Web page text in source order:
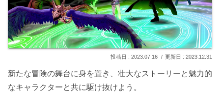
2023.07.16 2023.12.31
新たな冒険の舞台に身を置き、壮大なストーリーと魅力的
なキャラクターと共に駆け抜けよう。